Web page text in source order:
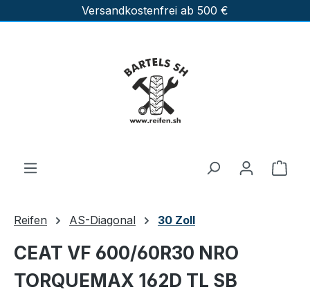
Zum Hauptinhalt springenVersandkostenfrei ab 500 €
Reifen AS-Diagonal 30 Zoll
CEAT VF 600/60R30 NRO
TORQUEMAX 162D TL SB